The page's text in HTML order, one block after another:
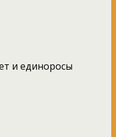
и единоросы